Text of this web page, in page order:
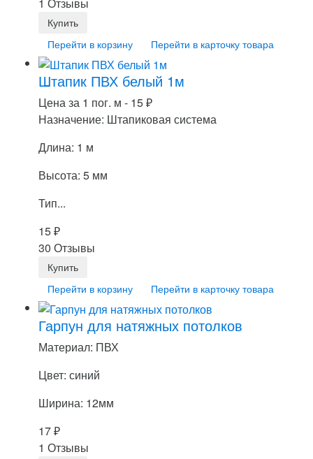
1 Отзывы
Перейти в корзину Перейти в карточку товара
Штапик ПВХ белый 1м
Цена за 1 пог. м - 15₽
Назначение: Штапиковая система
Длина: 1 м
Высота: 5 мм
Тип...
15₽
30 Отзывы
Перейти в корзину Перейти в карточку товара
Гарпун для натяжных потолков
Материал: ПВХ
Цвет: синий
Ширина: 12мм
17₽
1 Отзывы